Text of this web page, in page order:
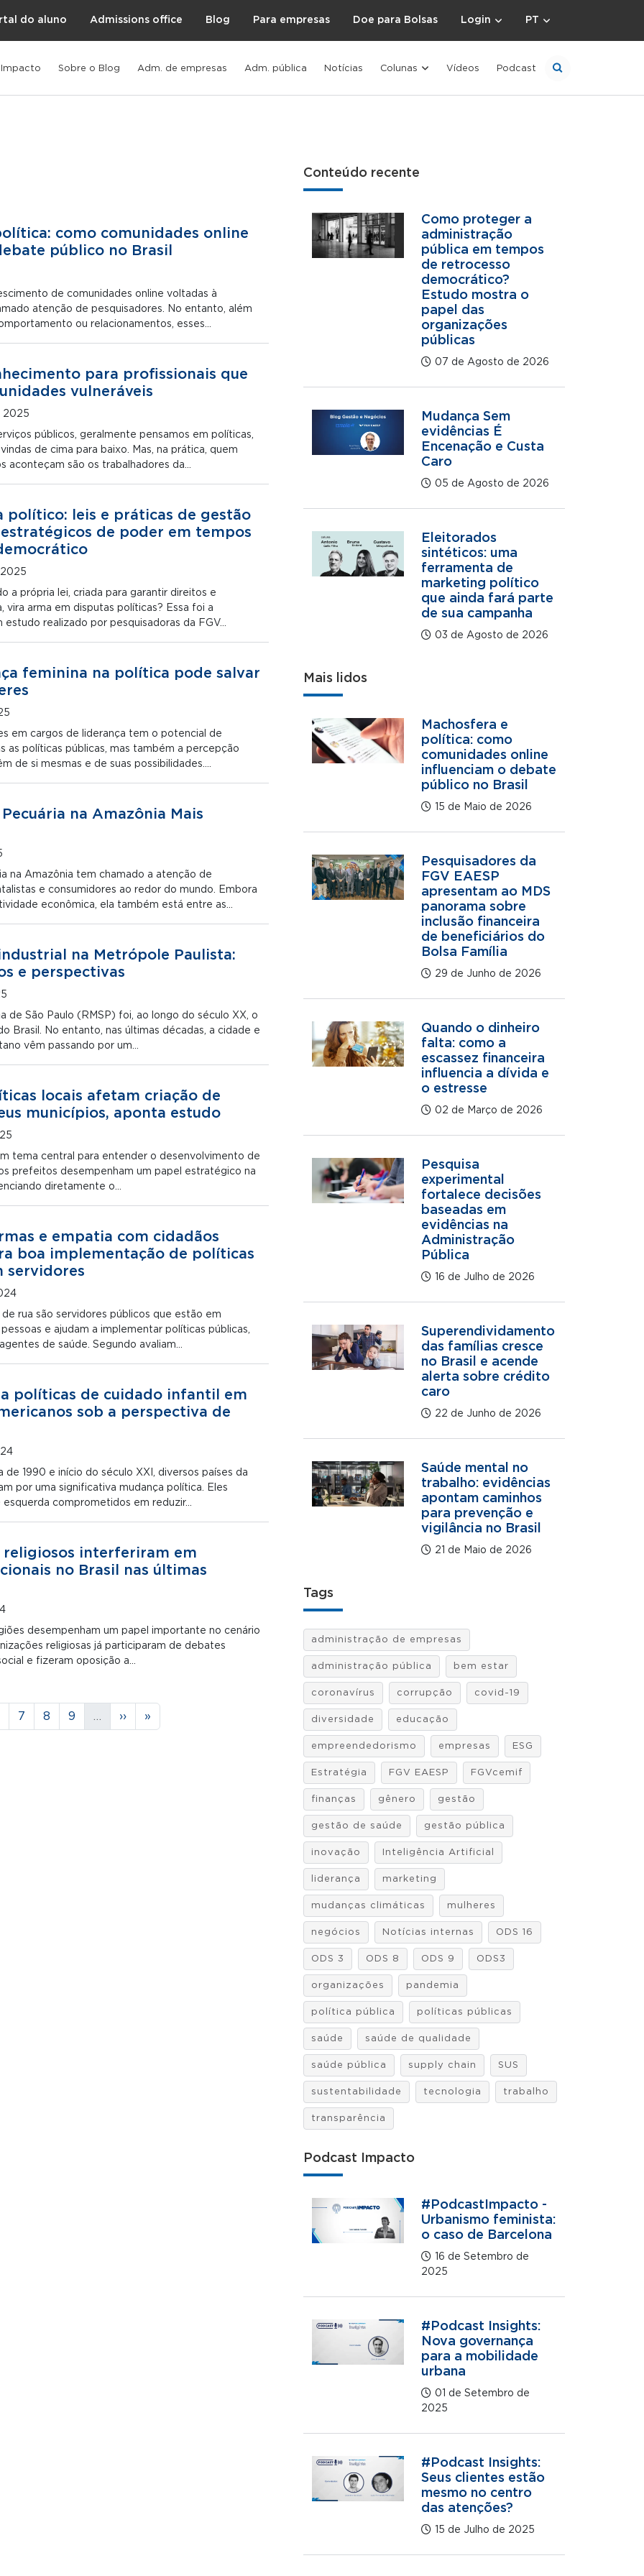
do aluno Admissions office Blog Para empresas Doe para Bolsas Login PT
Impacto Sobre o Blog Adm. de empresas Adm. pública Notícias Colunas Vídeos Podcast
como comunidades online
público no Brasil
de comunidades online voltadas à
atenção de pesquisadores. No entanto, além
ou relacionamentos, esses…
para profissionais que
vulneráveis
2025
públicos, geralmente pensamos em políticas,
de cima para baixo. Mas, na prática, quem
aconteçam são os trabalhadores da…
político: leis e práticas de gestão
de poder em tempos
2025
a própria lei, criada para garantir direitos e
vira arma em disputas políticas? Essa foi a
estudo realizado por pesquisadoras da FGV…
feminina na política pode salvar
em cargos de liderança tem o potencial de
as políticas públicas, mas também a percepção
de si mesmas e de suas possibilidades.…
na Amazônia Mais
na Amazônia tem chamado a atenção de
e consumidores ao redor do mundo. Embora
econômica, ela também está entre as…
na Metrópole Paulista:
e perspectivas
de São Paulo (RMSP) foi, ao longo do século XX, o
Brasil. No entanto, nas últimas décadas, a cidade e
vêm passando por um…
locais afetam criação de
municípios, aponta estudo
tema central para entender o desenvolvimento de
prefeitos desempenham um papel estratégico na
diretamente o…
e empatia com cidadãos
boa implementação de políticas
servidores
rua são servidores públicos que estão em
e ajudam a implementar políticas públicas,
de saúde. Segundo avaliam…
políticas de cuidado infantil em
sob a perspectiva de
de 1990 e início do século XXI, diversos países da
por uma significativa mudança política. Eles
comprometidos em reduzir…
religiosos interferiram em
no Brasil nas últimas
desempenham um papel importante no cenário
religiosas já participaram de debates
e fizeram oposição a…
Página
7 Página
8 Página
9 … Próxima página
›› Última página
»
Conteúdo recente
Como proteger a
administração
pública em tempos
de retrocesso
democrático?
Estudo mostra o
papel das
organizações
públicas
07 de Agosto de 2026
Mudança Sem
evidências É
Encenação e Custa
Caro
05 de Agosto de 2026
Eleitorados
sintéticos: uma
ferramenta de
marketing político
que ainda fará parte
de sua campanha
03 de Agosto de 2026
Mais lidos
Machosfera e
política: como
comunidades online
influenciam o debate
público no Brasil
15 de Maio de 2026
Pesquisadores da
FGV EAESP
apresentam ao MDS
panorama sobre
inclusão financeira
de beneficiários do
Bolsa Família
29 de Junho de 2026
Quando o dinheiro
falta: como a
escassez financeira
influencia a dívida e
o estresse
02 de Março de 2026
Pesquisa
experimental
fortalece decisões
baseadas em
evidências na
Administração
Pública
16 de Julho de 2026
Superendividamento
das famílias cresce
no Brasil e acende
alerta sobre crédito
caro
22 de Junho de 2026
Saúde mental no
trabalho: evidências
apontam caminhos
para prevenção e
vigilância no Brasil
21 de Maio de 2026
Tags
administração de empresas
administração pública bem estar
coronavírus corrupção covid-19
diversidade educação
empreendedorismo empresas ESG
Estratégia FGV EAESP FGVcemif
finanças gênero gestão
gestão de saúde gestão pública
inovação Inteligência Artificial
liderança marketing
mudanças climáticas mulheres
negócios Notícias internas ODS 16
ODS 3 ODS 8 ODS 9 ODS3
organizações pandemia
política pública políticas públicas
saúde saúde de qualidade
saúde pública supply chain SUS
sustentabilidade tecnologia trabalho
transparência
Podcast Impacto
#PodcastImpacto -
Urbanismo feminista:
o caso de Barcelona
16 de Setembro de
2025
#Podcast Insights:
Nova governança
para a mobilidade
urbana
01 de Setembro de
2025
#Podcast Insights:
Seus clientes estão
mesmo no centro
das atenções?
15 de Julho de 2025